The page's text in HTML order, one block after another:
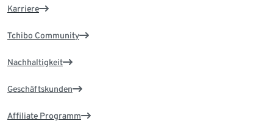
Karriere
Tchibo Community
Nachhaltigkeit
Geschäftskunden
Affiliate Programm